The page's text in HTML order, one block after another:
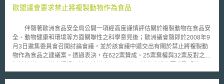
11月公平交易委員會所發布的「Startup交易習慣之現況調查報告最終版」
disclosure agreement, NDA）、概念驗證（Proof of Concept, PoC）契
約、共同研究契約與授權（license）契約等四種契約類型。除了統整包含
訂約階段在內的各種問題實例、以及日本獨占禁止法（私的独占の禁止及び
公正取引の確保に関する法律）對此的適用現況外，亦提出了相應的改善與
歐盟議會要求禁止將複製動物作為食品
伴隨著歐洲食品安全局公開一項經高度謹慎評估關於複製動物在食品安
全、動物健康和環境等方面關聯性之科學意見後；歐洲議會隨即於2008年9
月3日邀集委員會召開討論會議，並於該會議中遞交出有關於禁止將複製動
物作為食品之建議案。透過表決，在622票贊成、25票棄權與32票反對之壓
各會員國應禁止：(1)以複製動物作為食物之來源、(2)為糧食供應目的而進